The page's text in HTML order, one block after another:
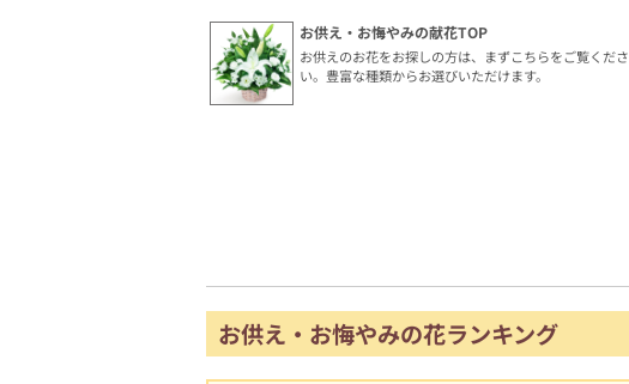
お供え・お悔やみの献花TOP
お供えのお花をお探しの方は、まずこちらをご覧くださ
い。豊富な種類からお選びいただけます。
お供え・お悔やみの花ランキング